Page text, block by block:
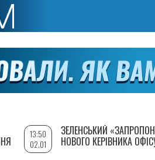
13:50
02.01
ЗЕЛЕНСЬКИЙ
НОВОГО КЕРІВНИКА